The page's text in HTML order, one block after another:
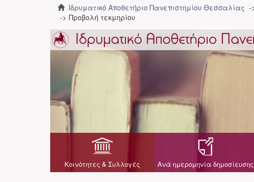
Ιδρυματικό Αποθετήριο Πανεπιστημίου Θεσσαλίας
Προβολή τεκμηρίου
Κοινότητες & Συλλογές Ανά ημερομηνία δημοσίευσης